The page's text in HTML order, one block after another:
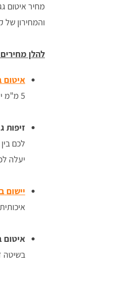
מחיר איטום
והמחירון של
להלן
איטום
5 מ"מ יעלו בין 80 ל- 120 ₪ למטר.
זיפות
יעלה לכם בין
יישום
איכותית
איטום
בשיטה